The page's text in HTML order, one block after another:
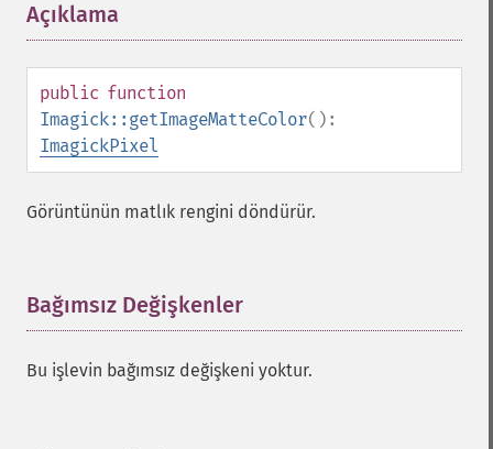
Açıklama
public function
Imagick::getImageMatteColor():
ImagickPixel
Görüntünün matlık rengini döndürür.
Bağımsız Değişkenler
Bu işlevin bağımsız değişkeni yoktur.
rollImage
rotateImage
rotationalBlurImage
sampleImage
scaleImage
segmentImage
selectiveBlurImage
sepiaToneImage
setCompression
setCompressionQuality
setFirstIterator